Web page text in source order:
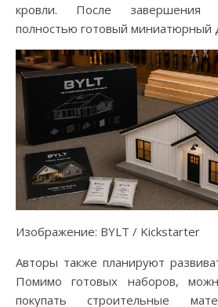
кровли. После завершения
полностью готовый миниатюрный
Изображение: BYLT / Kickstarter
Авторы также планируют
Помимо готовых наборов,
покупать строительные